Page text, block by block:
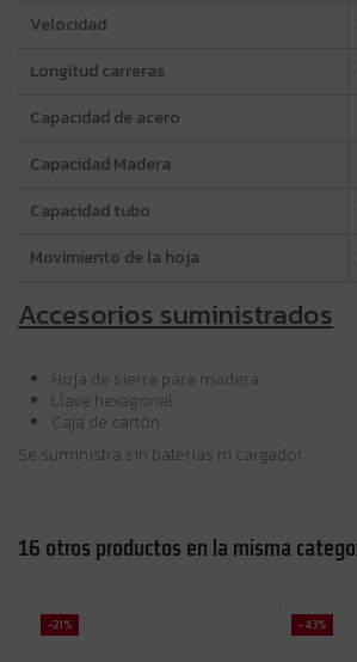
Velocidad
Longitud carreras
Capacidad de acero
Capacidad Madera
Capacidad tubo
Movimiento de la hoja
Accesorios suministrados
Hoja de sierra para madera
Llave hexagonal
Caja de cartón
Se suministra sin baterías ni cargador.
16 otros productos en la misma
-21% -43%